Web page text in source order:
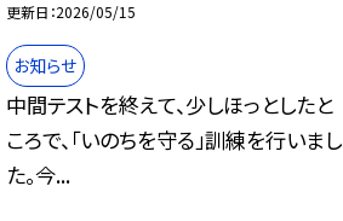
更新日 2026/05/15
お知らせ
中間テストを終えて、少しほっとしたと
ころで、「いのちを守る」訓練を行いまし
た。今...